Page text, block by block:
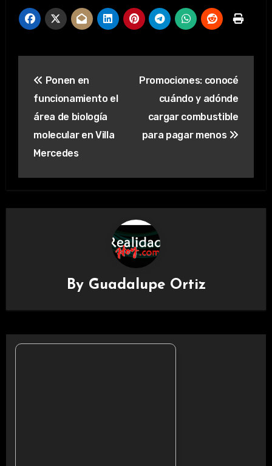
de
entradas
Ponen en
funcionamiento el
área de biología
molecular en Villa
Mercedes
Promociones: conocé
cuándo y adónde
cargar combustible
para pagar menos
By Guadalupe Ortiz